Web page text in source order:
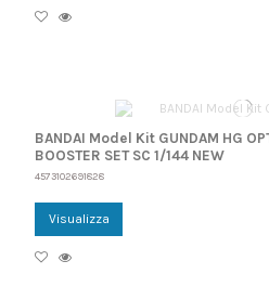
BANDAI Model Kit GUNDAM HG
BOOSTER SET SC 1/144 NEW
4573102691828
Visualizza